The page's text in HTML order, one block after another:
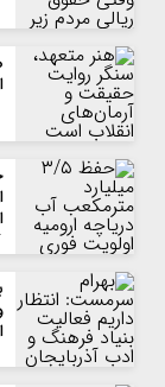
مرا به خاطر بسپار